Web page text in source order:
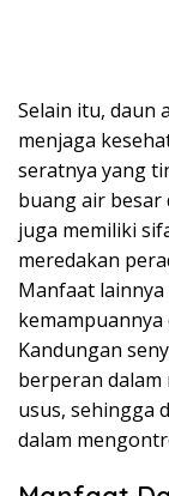
Selain itu, daun
menjaga
seratnya yang
buang air besar
juga memiliki
meredakan
Manfaat
Kandungan
berperan
usus, sehingga
dalam